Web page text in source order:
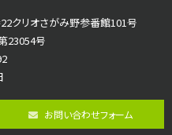
海老名駅
バ15分 歩1分
並列2台駐…
3,990万円
4ＬＤＫ
古淵駅
クリオさがみ野参番館101号
23054号
お問い合わせフォーム